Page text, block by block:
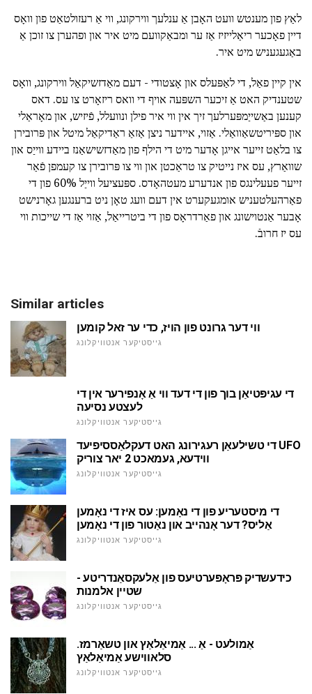
לאַץ פון מענטש וועט האָבן אַ ענלעך ווירקונג, ווי אַ רעזולטאַט פון וואָס
דיין פאָכער ריאַלייזיז אַז ער ומבאַקוועם מיט איר און ופהערן צו זוכן אַ
באַגעגעניש מיט איר.
אין קיין פאַל, די לאַפּעלס און אָצטודי - דעם מאַדזשיקאַל ווירקונג, וואָס
שטענדיק האט אַ זיכער השפּעה אויף די וואס ריזאָרט צו עס. דאס
קענען באַשייַמפּערלעך זיך אין ווי איר פילן ונוועלל, פֿיזיש, און מאָראַלי
און ספּיריטשאַוואַלי. אַזוי, איידער ניצן אַזאַ ראַדיקאַל מיטל און פּרובירן
צו בלאַט זייער אייגן אָדער מיט די הילף פון מאַדזשישאַנז ביידע ווייַס און
שוואַרץ, עס איז נייטיק צו טראַכטן און ווי צו פּרובירן צו קעמפן פֿאַר
זייער פעעלינגס פון אנדערע מעטהאָדס. ספּעציעל ווייַל 60% פון די
פאַרהעלטעניש אומגעקערט אין דעם וועג טאָן ניט ברענגען גאָרנישט
אָבער אַנטוישונג און פאַרדראָס פון די ביטרייאַל, אַזוי אַז די שייכות ווי
עס יז חרובֿ.
Similar articles
ווי דער גרונט פון הויז, כדי ער זאל קומען
גייסטיקער אנטוויקלונג
די עגיפּטיאַן בוך פון די דעד ווי אַ אָנפירער אין די
לעצטע נסיעה
גייסטיקער אנטוויקלונג
די טשילעאַן רעגירונג האט דעקלאַססיפיעד UFO
ווידעא, געמאכט 2 יאר צוריק
גייסטיקער אנטוויקלונג
די מיסטעריע פון די נאָמען: עס איז די נאָמען
אַליס? דער אָנהייב און נאַטור פון די נאָמען
גייסטיקער אנטוויקלונג
כידעשדיק פּראָפּערטיעס פון אַלעקסאַנדריטע -
שטיין אלמנות
גייסטיקער אנטוויקלונג
אַמולעט - אַ ... אַמיאַלאַץ און טשאַרמז.
סלאווישע אַמיאַלאַץ
גייסטיקער אנטוויקלונג